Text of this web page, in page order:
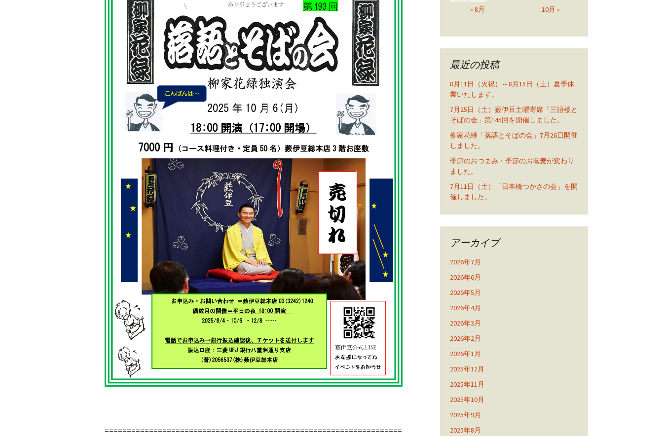
===================================================================
« 8月 10月 »
最近の投稿
8月11日（火祝）～8月15日（土）夏季休
業いたします。
7月25日（土）薮伊豆土曜寄席「三語楼と
そばの会」第145回を開催しました。
柳家花緑「落語とそばの会」7月26日開催
しました。
季節のおつまみ・季節のお蕎麦が変わり
ました。
7月11日（土）「日本橋つかさの会」を開
催しました。
アーカイブ
2026年7月
2026年6月
2026年5月
2026年4月
2026年3月
2026年2月
2026年1月
2025年12月
2025年11月
2025年10月
2025年9月
2025年8月